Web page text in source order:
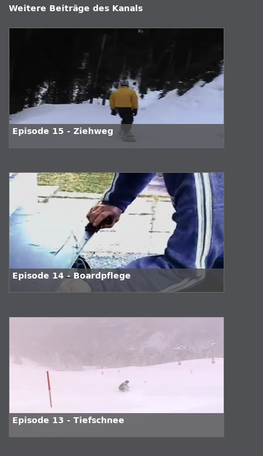
Weitere Beiträge des Kanals
Episode 15 - Ziehweg
Episode 14 - Boardpflege
Episode 13 - Tiefschnee